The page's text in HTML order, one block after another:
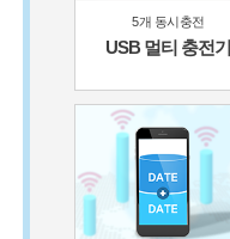
5개 동시충전
USB 멀티 충전기